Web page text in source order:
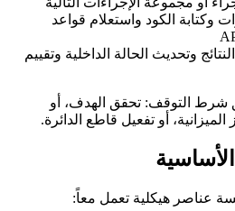
وكتابة الكود واستعلام قواعد
وتحديث الحالة الداخلية وتقييم
شرط التوقف: تحقق الهدف، أو
أو تفعيل قاطع الدائرة.
عناصر هيكلية تعمل معاً: